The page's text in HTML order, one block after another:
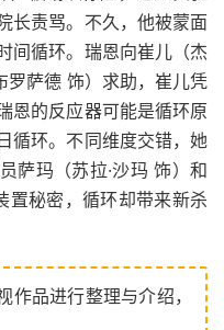
长责骂。不久，他被蒙面
间循环。瑞恩向崔儿（杰
罗萨德 饰）求助，崔儿凭
恩的反应器可能是循环原
循环。不同维度交错，她
萨玛（苏拉·沙玛 饰）和
置秘密，循环却带来新杀
作品进行整理与介绍，